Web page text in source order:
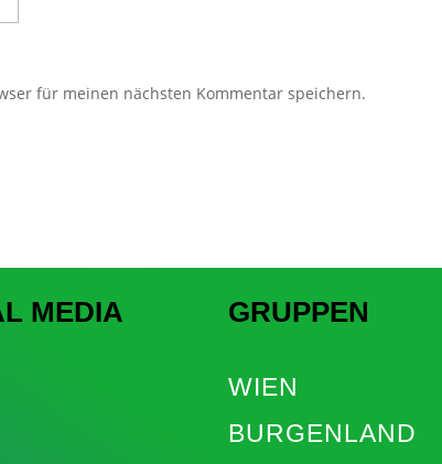
für meinen nächsten Kommentar speichern.
MEDIA
GRUPPEN
WIEN
BURGENLAND